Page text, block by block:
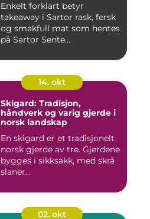
Enkelt forklart betyr
takeaway i Sartor rask, fersk
og smakfull mat som hentes
på Sartor Sente...
14. okt
Skigard: Tradisjon,
håndverk og varig gjerde i
norsk landskap
En skigard er et tradisjonelt
norsk gjerde av tre. Gjerdene
bygges i sikksakk, med skrå
slaner...
02. okt